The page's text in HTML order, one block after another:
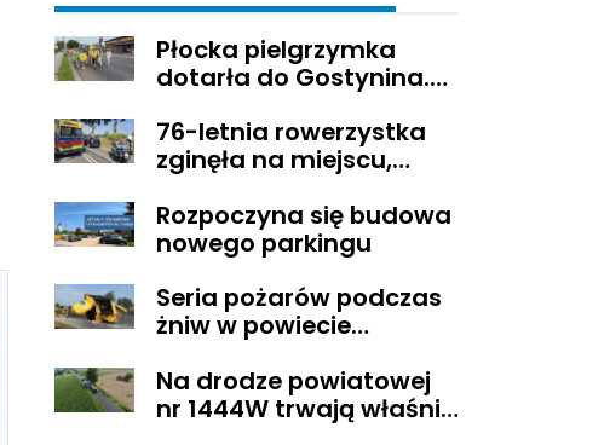
Płocka pielgrzymka
dotarła do Gostynina.
Jasną Górę
76-letnia rowerzystka
zginęła na miejscu,
Brudzenia Dużego
zablokowana
Rozpoczyna się budowa
nowego parkingu
Seria pożarów podczas
żniw w powiecie
Na drodze powiatowej
nr 1444W trwają właśnie